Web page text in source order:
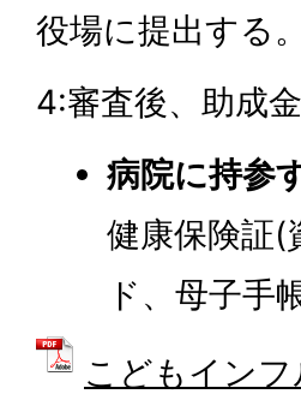
役場に提出する
4:審査後、助成
病院に持参
健康保険証(
ド、母子手
こどもイン